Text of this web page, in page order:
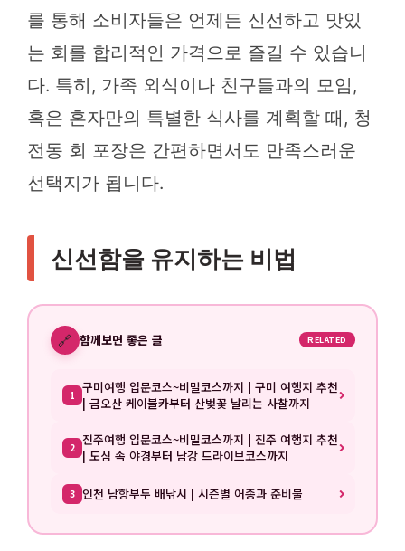
를 통해 소비자들은 언제든 신선하고 맛있
는 회를 합리적인 가격으로 즐길 수 있습니
다. 특히, 가족 외식이나 친구들과의 모임,
혹은 혼자만의 특별한 식사를 계획할 때, 청
전동 회 포장은 간편하면서도 만족스러운
선택지가 됩니다.
신선함을 유지하는 비법
🔗 함께보면 좋은 글 RELATED
1 구미여행 입문코스~비밀코스까지 | 구미 여행지 추천
| 금오산 케이블카부터 산벚꽃 날리는 사찰까지
2 진주여행 입문코스~비밀코스까지 | 진주 여행지 추천
| 도심 속 야경부터 남강 드라이브코스까지
3 인천 남항부두 배낚시 | 시즌별 어종과 준비물